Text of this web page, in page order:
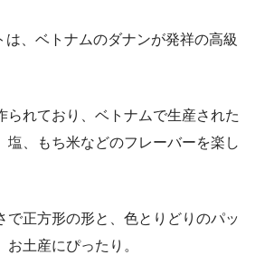
は、ベトナムのダナンが発祥の高級
られており、ベトナムで生産された
塩、もち米などのフレーバーを楽し
で正方形の形と、色とりどりのパッ
土産にぴったり。